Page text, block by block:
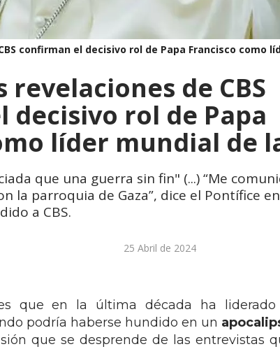
confirman el decisivo rol de Papa Francisco como
de CBS
decisivo rol de Papa
líder mundial de
que una guerra sin fin" (...) “Me
la parroquia de Gaza”, dice el Pontífice
a CBS.
25 Abril de 2024
que en la última década ha liderado
podría haberse hundido en un
que se desprende de las entrevistas